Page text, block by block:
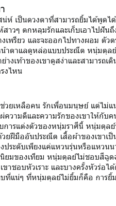
ห์ เป็นดวงตาที่สามารถยิ้มได้พูดไ
าวๆ ตกหลุมรักและเก็บเอาไปฝัน
เพรียว และจะออกไปทางผอม ตัว
าตาแลดูหล่อแบบประณีต หนุ่มตุล
างเท้าของเขาดูสง่าและสามารถ
งไหน
ยเหลือคน รักเพื่อนมนุษย์ แต่ไม่แ
ความดีและความรักของเขาให้กับค
ารแต่งตัวของหนุ่มราศีนี้ หนุ่มตุลย์
วยฝีมืออันประณีต เสื้อผ้าของเขาเ
ประดับเพียงแค่แหวนรุ่นหรือแหวน
นิยมของเทียม หนุ่มตุลย์ไม่ชอบสีฉู
ขาชอบหัวเราะ และบางครั้งหัวร่อ
แน่ๆ ที่หนุ่มตุลย์ไม่ยิ้มก็คือ การยิ้ม